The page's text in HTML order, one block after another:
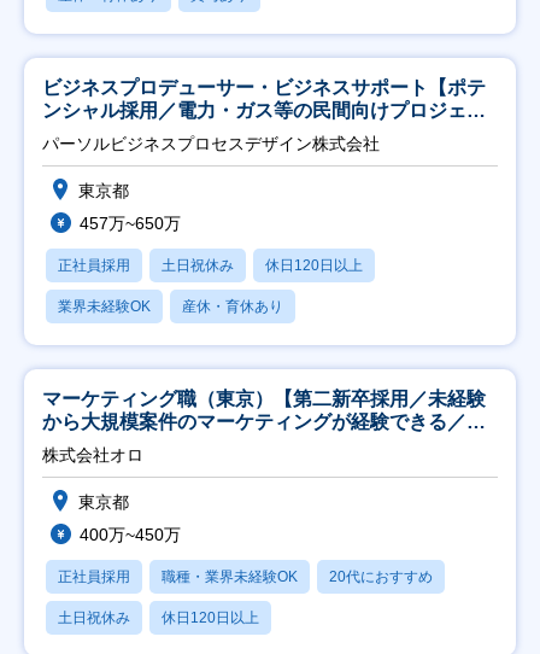
ビジネスプロデューサー・ビジネスサポート【ポテ
ンシャル採用／電力・ガス等の民間向けプロジェク
ト推進】
パーソルビジネスプロセスデザイン株式会社
東京都
457万~650万
正社員採用 土日祝休み 休日120日以上
業界未経験OK 産休・育休あり
マーケティング職（東京）【第二新卒採用／未経験
から大規模案件のマーケティングが経験できる／研
修充実】
株式会社オロ
東京都
400万~450万
正社員採用 職種・業界未経験OK 20代におすすめ
土日祝休み 休日120日以上